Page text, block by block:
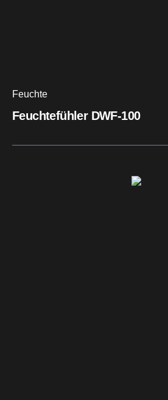
Feuchte
Feuchtefühler DWF-100